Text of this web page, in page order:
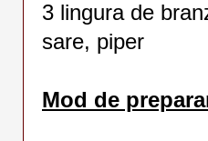
3 lingura de
sare, piper
Mod de